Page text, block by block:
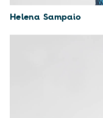
Helena Sampaio